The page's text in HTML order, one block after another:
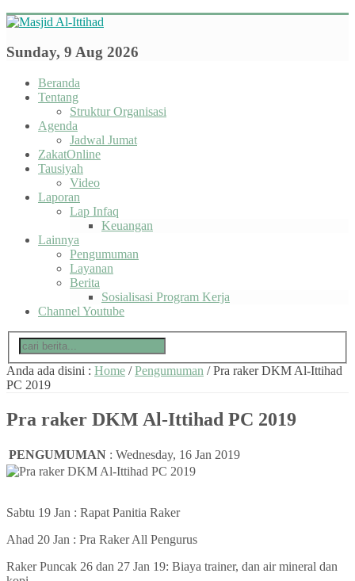
Sunday, 9 Aug 2026
Beranda
Tentang
Struktur Organisasi
Agenda
Jadwal Jumat
ZakatOnline
Tausiyah
Video
Laporan
Lap Infaq
Keuangan
Lainnya
Pengumuman
Layanan
Berita
Sosialisasi Program Kerja
Channel Youtube
Anda ada disini : Home /Pengumuman /Pra raker DKM Al-Ittihad
PC 2019
Pra raker DKM Al-Ittihad PC 2019
PENGUMUMAN : Wednesday, 16 Jan 2019
Sabtu 19 Jan : Rapat Panitia Raker
Ahad 20 Jan : Pra Raker All Pengurus
Raker Puncak 26 dan 27 Jan 19: Biaya trainer, dan air mineral dan